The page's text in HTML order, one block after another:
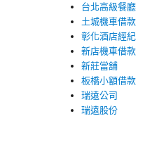
台北高級餐廳
土城機車借款
彰化酒店經紀
新店機車借款
新莊當舖
板橋小額借款
瑞遠公司
瑞遠股份